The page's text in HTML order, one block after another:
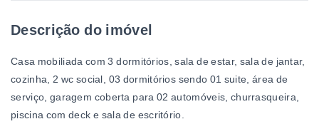
Descrição do imóvel
Casa mobiliada com 3 dormitórios, sala de estar, sala de jantar,
cozinha, 2 wc social, 03 dormitórios sendo 01 suite, área de
serviço, garagem coberta para 02 automóveis, churrasqueira,
piscina com deck e sala de escritório.